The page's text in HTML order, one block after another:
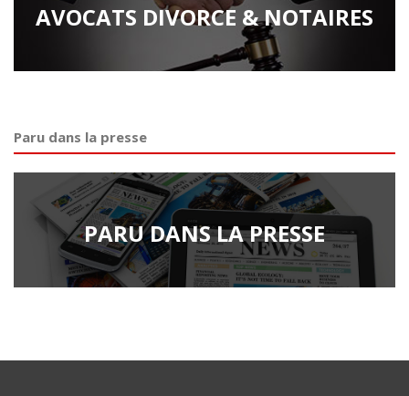
AVOCATS DIVORCE & NOTAIRES
Paru dans la presse
PARU DANS LA PRESSE